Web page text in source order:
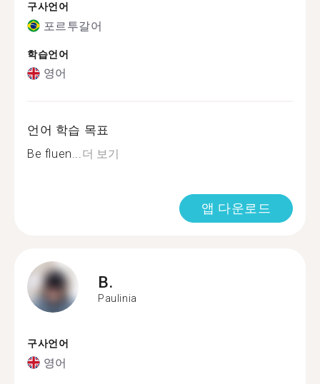
구사언어
포르투갈어
학습언어
영어
언어 학습 목표
Be fluen...더 보기
앱 다운로드
B.
Paulinia
구사언어
영어